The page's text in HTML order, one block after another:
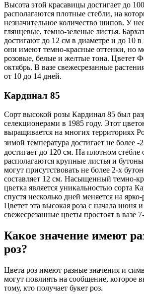
Высота этой красавицы достигает до
располагаются плотные стебли, на
незначительное количество шипов. У
глянцевые, темно-зеленые листья.
достигают до 12 см в диаметре и до 10
они имеют темно-красные оттенки, но
розовые, белые и желтые тона. Цветет
октябрь. В вазе свежесрезанные
от 10 до 14 дней.
Кардинал 85
Сорт высокой розы Кардинал 85 был
селекционерами в 1985 году. Этот
выращивается на многих территориях
зимой температура достигает не более
достигает до 120 см. На плотном
располагаются крупные листья и
могут присутствовать не более 2-х
составляет 12 см. Насыщенный темно-
цветка является уникальностью сорта
спустя несколько дней меняется на
Цветет эта высокая роза с начала июня
свежесрезанные цветы простоят в вазе
Какое значение имеют
роз?
Цвета роз имеют разные значения и
могут повлиять на сообщение, которое
тому, кто получает букет роз.